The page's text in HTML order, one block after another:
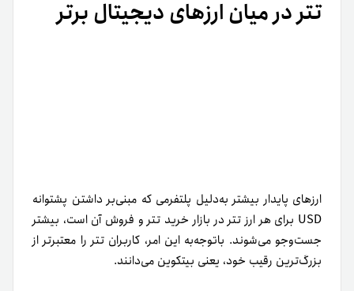
تتر در میان ارزهای دیجیتال برتر
ارزهای پایدار بیشتر به‌‌دلیل پلتفرمی که مبنی‌بر داشتن پشتوانه
USD برای هر ارز تتر در بازار خرید تتر و فروش آن است، بیشتر
جست‌وجو می‌‌شوند. با‌توجه‌به این امر، کاربران تتر را معتبرتر از
بزرگ‌ترین رقیب خود، یعنی بیتکوین می‌دانند.